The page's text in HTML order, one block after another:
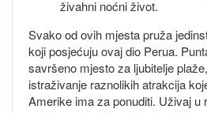
živahni noćni život.
Svako od ovih mjesta pruža
koji posjećuju ovaj dio Perua.
savršeno mjesto za ljubitelje
istraživanje raznolikih atrakcija
Amerike ima za ponuditi. Uživaj u